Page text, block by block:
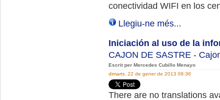
conectividad WIFI en los
Llegiu-ne més...
Iniciación al uso de la
CAJON DE SASTRE -
Escrit per Mercedes Cubillo Menayo
dimarts, 22 de gener de 2013 08:36
There are no translations